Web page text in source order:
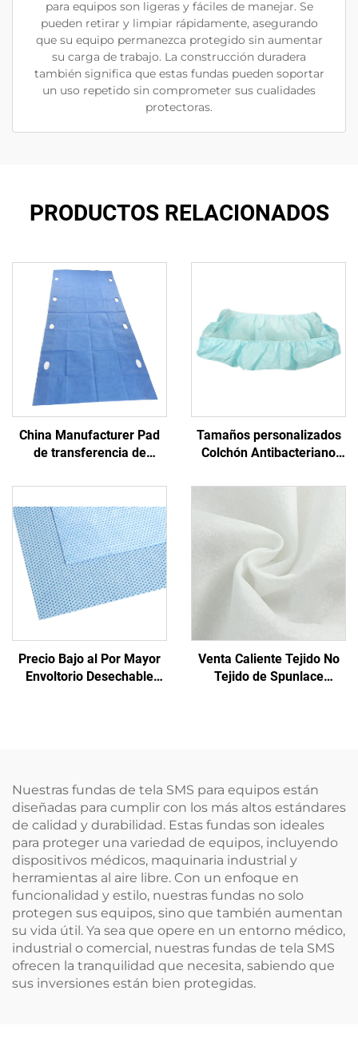
para equipos son ligeras y fáciles de manejar. Se
pueden retirar y limpiar rápidamente, asegurando
que su equipo permanezca protegido sin aumentar
su carga de trabajo. La construcción duradera
también significa que estas fundas pueden soportar
un uso repetido sin comprometer sus cualidades
protectoras.
PRODUCTOS RELACIONADOS
China Manufacturer Pad
de transferencia de
transferencia desechable
con mango
Tamaños personalizados
Colchón Antibacteriano
Ajustado PP+PE No Tejido
Hospital
Precio Bajo al Por Mayor
Envoltorio Desechable
Venta Caliente Tejido No
Tejido de Spunlace
Nuestras fundas de tela SMS para equipos están
diseñadas para cumplir con los más altos estándares
de calidad y durabilidad. Estas fundas son ideales
para proteger una variedad de equipos, incluyendo
dispositivos médicos, maquinaria industrial y
herramientas al aire libre. Con un enfoque en
funcionalidad y estilo, nuestras fundas no solo
protegen sus equipos, sino que también aumentan
su vida útil. Ya sea que opere en un entorno médico,
industrial o comercial, nuestras fundas de tela SMS
ofrecen la tranquilidad que necesita, sabiendo que
sus inversiones están bien protegidas.